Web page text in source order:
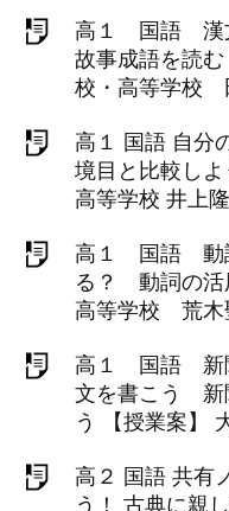
高１ 国語 漢
故事成語を読
校・高等学校
高１ 国語 自分
境目と比較し
高等学校 井上
高１ 国語 動
る？ 動詞の活
高等学校 荒木
高１ 国語 新
文を書こう 新
う 【授業案】
高２ 国語 共有
う！ 古典に親